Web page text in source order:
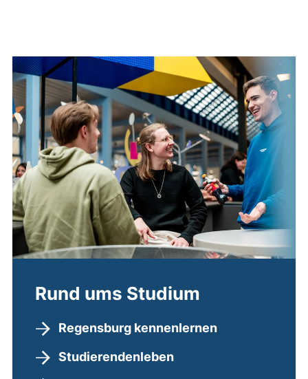
Rund ums Studium
Regensburg kennenlernen
Studierendenleben